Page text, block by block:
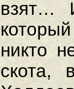
взят…
никто
скота,